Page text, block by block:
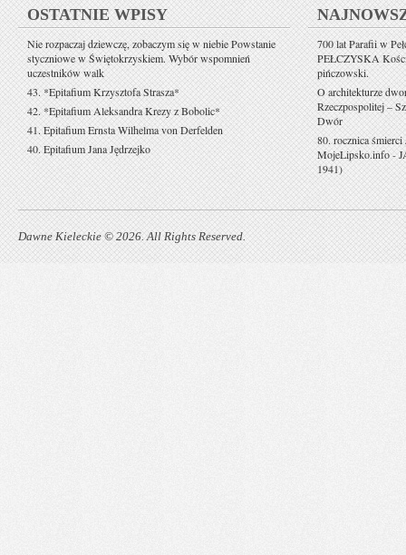
OSTATNIE WPISY
Nie rozpaczaj dziewczę, zobaczym się w niebie Powstanie
styczniowe w Świętokrzyskiem. Wybór wspomnień
uczestników walk
43. *Epitafium Krzysztofa Strasza*
42. *Epitafium Aleksandra Krezy z Bobolic*
41. Epitafium Ernsta Wilhelma von Derfelden
40. Epitafium Jana Jędrzejko
700 lat Parafii w
PEŁCZYSKA
pińczowski.
O architekturze
Rzeczpospolitej –
Dwór
80. rocznica
MojeLipsko.info-
1941)
Dawne Kieleckie © 2026. All Rights Reserved.